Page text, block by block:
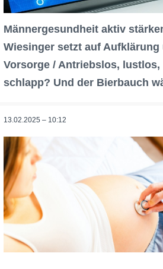
Männergesundheit aktiv
Wiesinger setzt auf Aufklärung
Vorsorge / Antriebslos, lustlos,
schlapp? Und der Bierbauch
13.02.2025 – 10:12